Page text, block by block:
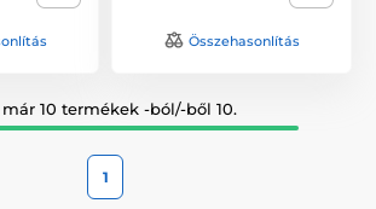
Összehasonlítás
10 termékek -ból/-ből 10.
1